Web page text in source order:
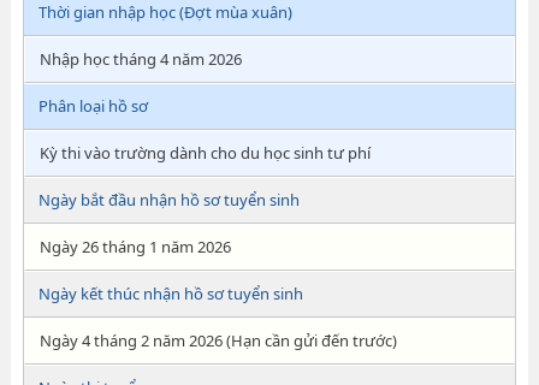
Thời gian nhập học (Đợt mùa xuân)
Nhập học tháng 4 năm 2026
Phân loại hồ sơ
Kỳ thi vào trường dành cho du học sinh tư phí
Ngày bắt đầu nhận hồ sơ tuyển sinh
Ngày 26 tháng 1 năm 2026
Ngày kết thúc nhận hồ sơ tuyển sinh
Ngày 4 tháng 2 năm 2026 (Hạn cần gửi đến trước)